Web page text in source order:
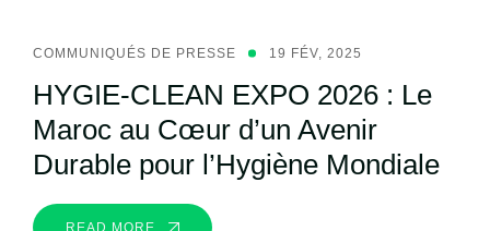
COMMUNIQUÉS DE PRESSE 19 FÉV, 2025
HYGIE-CLEAN EXPO 2026 : Le
Maroc au Cœur d’un Avenir
Durable pour l’Hygiène Mondiale
READ MORE